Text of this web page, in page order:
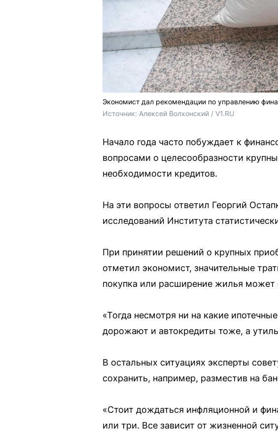
Экономист дал рекомендации по управлению
Источник: Алексей Волхонский / V1.RU
Начало года часто побуждает к
вопросами о целесообразности
необходимости кредитов.
На эти вопросы ответил Георгий
исследований Института
При принятии решений о крупных
отметил экономист, значительные
покупка или расширение жилья может
«Тогда несмотря ни на какие
дорожают и автокредиты тоже, а
В остальных ситуациях эксперты
сохранить, например, разместив на
«Стоит дождаться инфляционной и
или три. Все зависит от жизненной